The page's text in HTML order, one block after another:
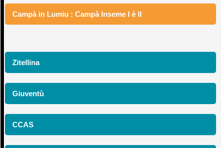
Campà in Lumiu : Campà Inseme I è II
Zitellina
Giuventù
CCAS